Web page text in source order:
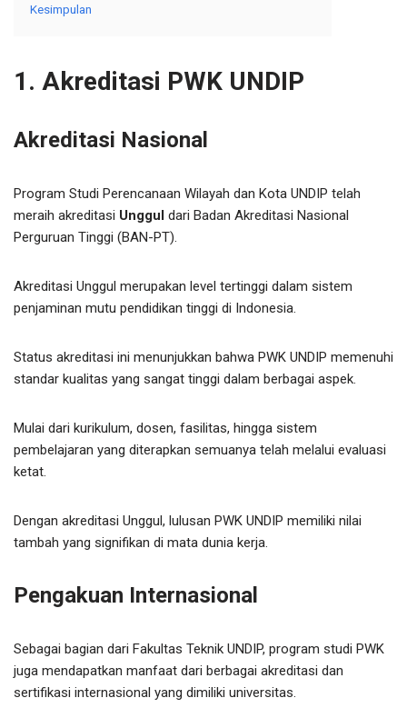
Kesimpulan
1. Akreditasi PWK UNDIP
Akreditasi Nasional
Program Studi Perencanaan Wilayah dan Kota UNDIP telah
meraih akreditasi Unggul dari Badan Akreditasi Nasional
Perguruan Tinggi (BAN-PT).
Akreditasi Unggul merupakan level tertinggi dalam sistem
penjaminan mutu pendidikan tinggi di Indonesia.
Status akreditasi ini menunjukkan bahwa PWK UNDIP memenuhi
standar kualitas yang sangat tinggi dalam berbagai aspek.
Mulai dari kurikulum, dosen, fasilitas, hingga sistem
pembelajaran yang diterapkan semuanya telah melalui evaluasi
ketat.
Dengan akreditasi Unggul, lulusan PWK UNDIP memiliki nilai
tambah yang signifikan di mata dunia kerja.
Pengakuan Internasional
Sebagai bagian dari Fakultas Teknik UNDIP, program studi PWK
juga mendapatkan manfaat dari berbagai akreditasi dan
sertifikasi internasional yang dimiliki universitas.